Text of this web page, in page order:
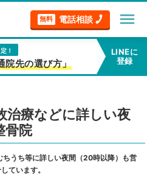
無料 電話相談 menu
！
院先の選び方」
LINEに
登録
治療などに詳しい夜
骨院
ちうち等に詳しい夜間（20時以降）も営
ています。